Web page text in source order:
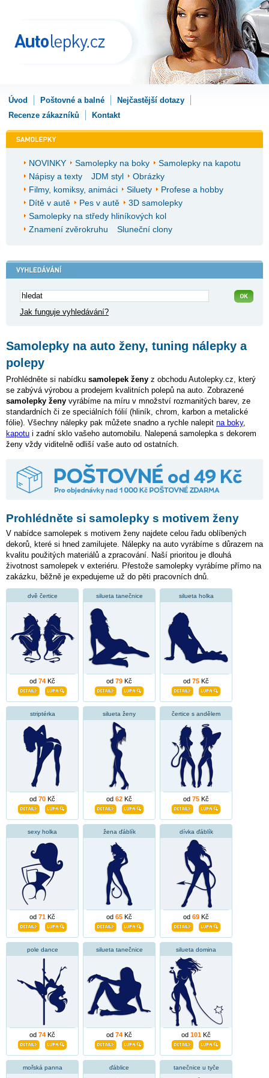
Úvod Poštovné a balné
Nejčastější dotazy
Recenze zákazníků
Kontakt
NOVINKY Samolepky na boky
Samolepky na kapotu
Nápisy a texty
JDM styl
Obrázky
Filmy, komiksy, animáci
Siluety
Profese a hobby
Dítě v autě
Pes v autě
3D samolepky
Samolepky na středy hliníkových kol
Znamení zvěrokruhu
Sluneční clony
Jak funguje vyhledávání?
Samolepky na auto ženy, tuning nálepky a
polepy
Prohlédněte si nabídku samolepek ženy z obchodu Autolepky.cz, který
se zabývá výrobou a prodejem kvalitních polepů na auto. Zobrazené
samolepky ženy vyrábíme na míru v množství rozmanitých barev, ze
standardních či ze speciálních fólií (hliník, chrom, karbon a metalické
fólie). Všechny nálepky pak můžete snadno a rychle nalepit na boky,
kapotu i zadní sklo vašeho automobilu. Nalepená samolepka s dekorem
ženy vždy viditelně odliší vaše auto od ostatních.
Prohlédněte si samolepky s motivem ženy
V nabídce samolepek s motivem ženy najdete celou řadu oblíbených
dekorů, které si hned zamilujete. Nálepky na auto vyrábíme s důrazem na
kvalitu použitých materiálů a zpracování. Naší prioritou je dlouhá
životnost samolepek v exteriéru. Přestože samolepky vyrábíme přímo na
zakázku, běžně je expedujeme už do pěti pracovních dnů.
dvě čertice
od 74 Kč
silueta tanečnice
od 79 Kč
silueta holka
od 75 Kč
striptérka
od 70 Kč
silueta ženy
od 62 Kč
čertice s andělem
od 75 Kč
sexy holka
od 71 Kč
žena ďáblík
od 65 Kč
dívka ďáblík
od 69 Kč
pole dance
od 74 Kč
silueta tanečnice
od 74 Kč
silueta domina
od 101 Kč
mořská panna ďáblice tanečnice u tyče